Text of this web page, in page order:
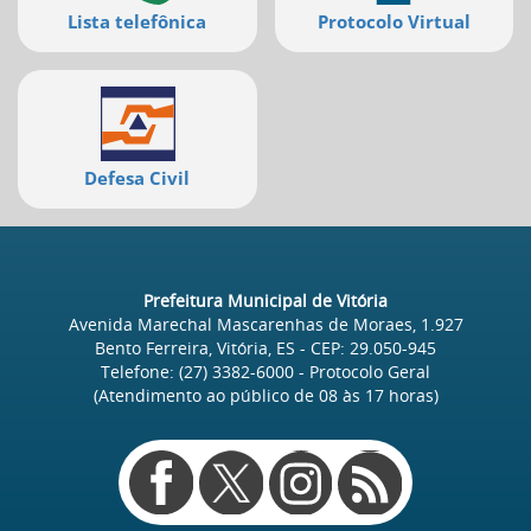
deste
[]
Lista telefônica Protocolo Virtual
Defesa Civil
Prefeitura Municipal de Vitória
Avenida Marechal Mascarenhas de Moraes, 1.927
Bento Ferreira, Vitória, ES - CEP: 29.050-945
Telefone: (27) 3382-6000 - Protocolo Geral
(Atendimento ao público de 08às 17horas)